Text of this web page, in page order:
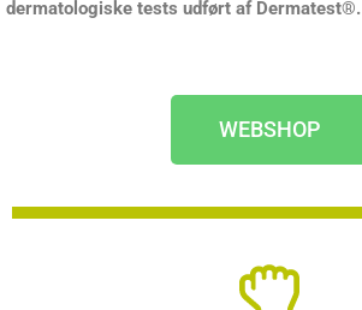
dermatologiske tests udført af Dermatest®.
WEBSHOP